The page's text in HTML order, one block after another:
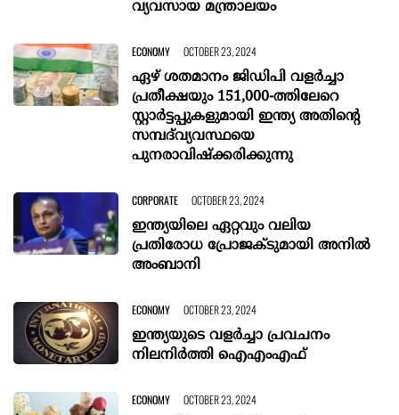
വ്യവസായ മന്ത്രാലയം
ECONOMY OCTOBER 23, 2024
ഏഴ് ശതമാനം ജിഡിപി വളർച്ചാ
പ്രതീക്ഷയും 151,000-ത്തിലേറെ
സ്റ്റാർട്ടപ്പുകളുമായി ഇന്ത്യ അതിൻ്റെ
സമ്പദ്‌വ്യവസ്ഥയെ
പുനരാവിഷ്ക്കരിക്കുന്നു
CORPORATE OCTOBER 23, 2024
ഇന്ത്യയിലെ ഏറ്റവും വലിയ
പ്രതിരോധ പ്രോജക്ടുമായി അനില്‍
അംബാനി
ECONOMY OCTOBER 23, 2024
ഇന്ത്യയുടെ വളര്‍ച്ചാ പ്രവചനം
നിലനിര്‍ത്തി ഐഎംഎഫ്
ECONOMY OCTOBER 23, 2024